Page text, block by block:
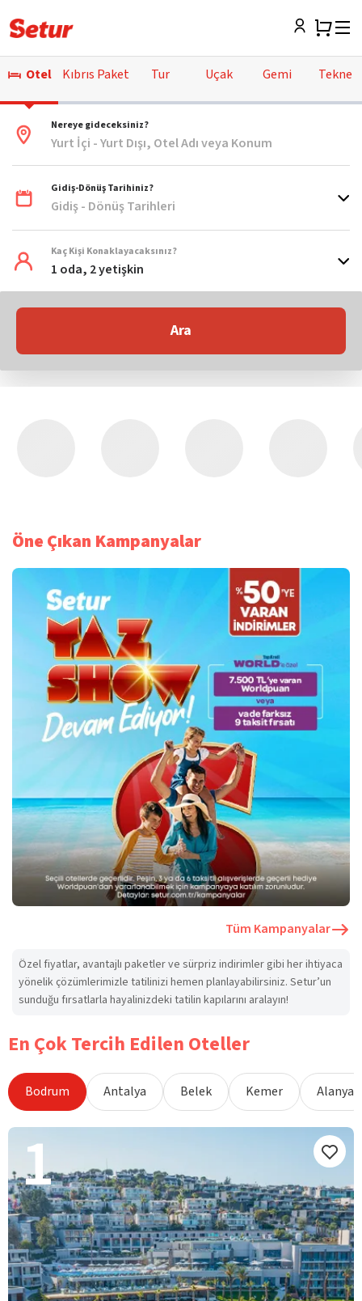
Otel Kıbrıs Paket Tur Uçak Gemi Tekne
Nereye gideceksiniz?
Yurt İçi - Yurt Dışı, Otel Adı veya Konum
Gidiş-Dönüş Tarihiniz?
Gidiş - Dönüş Tarihleri
Kaç Kişi Konaklayacaksınız?
1 oda, 2 yetişkin
Ara
Öne Çıkan Kampanyalar
Tüm Kampanyalar
Özel fiyatlar, avantajlı paketler ve sürpriz indirimler gibi her ihtiyaca
yönelik çözümlerimizle tatilinizi hemen planlayabilirsiniz. Setur’un
sunduğu fırsatlarla hayalinizdeki tatilin kapılarını aralayın!
En Çok Tercih Edilen Oteller
Bodrum Antalya Belek Kemer Alanya
1